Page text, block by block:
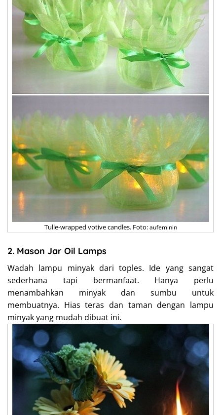
Tulle-wrapped votive candles. Foto:aufeminin
2. Mason Jar Oil Lamps
Wadah lampu minyak dari toples. Ide yang sangat
sederhana tapi bermanfaat. Hanya perlu
menambahkan minyak dan sumbu untuk
membuatnya. Hias teras dan taman dengan lampu
minyak yang mudah dibuat ini.